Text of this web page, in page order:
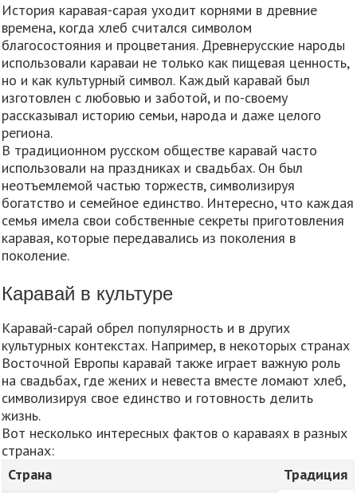
История каравая-сарая уходит корнями в древние
времена, когда хлеб считался символом
благосостояния и процветания. Древнерусские народы
использовали караваи не только как пищевая ценность,
но и как культурный символ. Каждый каравай был
изготовлен с любовью и заботой, и по-своему
рассказывал историю семьи, народа и даже целого
региона.
В традиционном русском обществе каравай часто
использовали на праздниках и свадьбах. Он был
неотъемлемой частью торжеств, символизируя
богатство и семейное единство. Интересно, что каждая
семья имела свои собственные секреты приготовления
каравая, которые передавались из поколения в
поколение.
Каравай в культуре
Каравай-сарай обрел популярность и в других
культурных контекстах. Например, в некоторых странах
Восточной Европы каравай также играет важную роль
на свадьбах, где жених и невеста вместе ломают хлеб,
символизируя свое единство и готовность делить
жизнь.
Вот несколько интересных фактов о караваях в разных
странах:
Страна
Традиция